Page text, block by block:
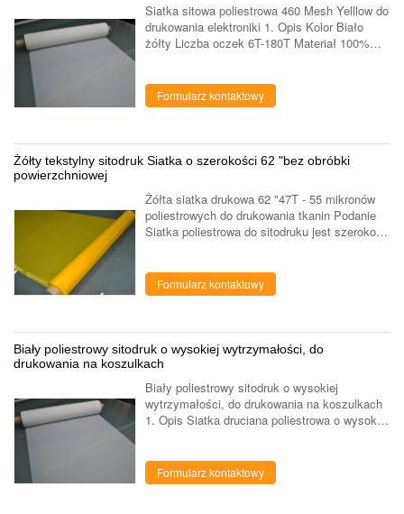
Siatka sitowa poliestrowa 460 Mesh Yelllow do
drukowania elektroniki 1. Opis Kolor Biało
żółty Liczba oczek 6T-180T Materiał 100%
Formularz kontaktowy
Żółty tekstylny sitodruk Siatka o szerokości 62 "bez obróbki
powierzchniowej
Żółta siatka drukowa 62 "47T - 55 mikronów
poliestrowych do drukowania tkanin Podanie
Siatka poliestrowa do sitodruku jest szeroko
Formularz kontaktowy
Biały poliestrowy sitodruk o wysokiej wytrzymałości, do
drukowania na koszulkach
Biały poliestrowy sitodruk o wysokiej
wytrzymałości, do drukowania na koszulkach
1. Opis Siatka druciana poliestrowa o wysokiej
Formularz kontaktowy